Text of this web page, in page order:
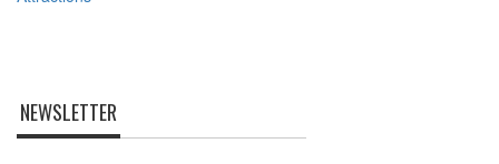
NEWSLETTER